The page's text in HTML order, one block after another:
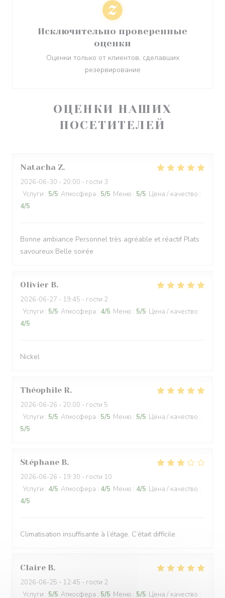
ОЦЕНКИ НАШИХ
ПОСЕТИТЕЛЕЙ
Natacha Z
2026-06-30 - 20:00 - гости 3
Услуги : 5/5 Атмосфера : 5/5 Меню : 5/5 Цена / качество :
4/5
Bonne ambiance Personnel très agréable et réactif Plats
savoureux Belle soirée
Olivier B
2026-06-27 - 19:45 - гости 2
Услуги : 5/5 Атмосфера : 4/5 Меню : 5/5 Цена / качество :
4/5
Nickel
Théophile R
2026-06-26 - 20:00 - гости 5
Услуги : 5/5 Атмосфера : 5/5 Меню : 5/5 Цена / качество :
5/5
Stéphane B
2026-06-26 - 19:30 - гости 10
Услуги : 4/5 Атмосфера : 4/5 Меню : 4/5 Цена / качество :
4/5
Climatisation insuffisante à l’étage. C’était difficile.
Claire B
2026-06-25 - 12:45 - гости 2
Услуги : 5/5 Атмосфера : 5/5 Меню : 5/5 Цена / качество :
Исключительно проверенные
оценки
Оценки только от клиентов, сделавших
резервирование